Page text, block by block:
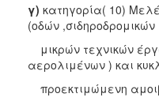
γ) κατηγορία( 10)
(οδών
μικρών τεχνικών
αερολιμένων ) και
προεκτιμώμενη